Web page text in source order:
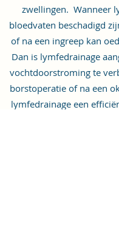
zwellingen. Wanneer
bloedvaten beschadigd
of na een ingreep kan
Dan is lymfedrainage
vochtdoorstroming te
borstoperatie of na een
lymfedrainage een